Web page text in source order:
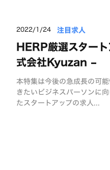
2022/1/24 注目求人
HERP厳選スター
式会社Kyuzan –
本特集は今後の急成長の可
きたいビジネスパーソンに
たスタートアップの求人...